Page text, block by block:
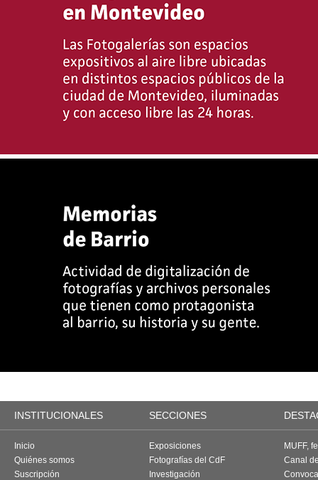
INSTITUCIONALES SECCIONES
Inicio
Quiénes somos
Suscripción
Exposiciones
Fotografías del CdF
Investigación
MUFF,
Canal